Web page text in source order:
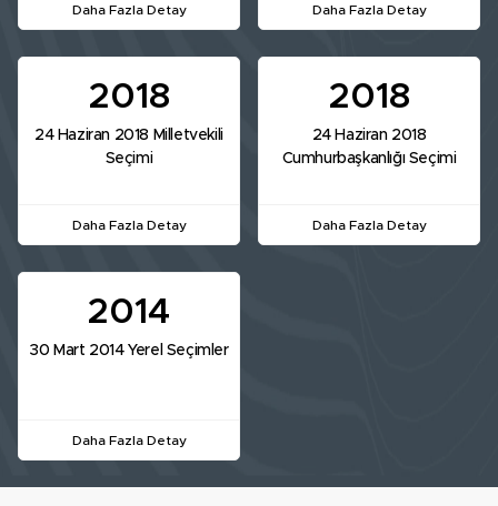
Daha Fazla Detay Daha Fazla Detay
2018
24 Haziran 2018 Milletvekili
Seçimi
Daha Fazla Detay
2018
24 Haziran 2018
Cumhurbaşkanlığı Seçimi
Daha Fazla Detay
2014
30 Mart 2014 Yerel Seçimler
Daha Fazla Detay